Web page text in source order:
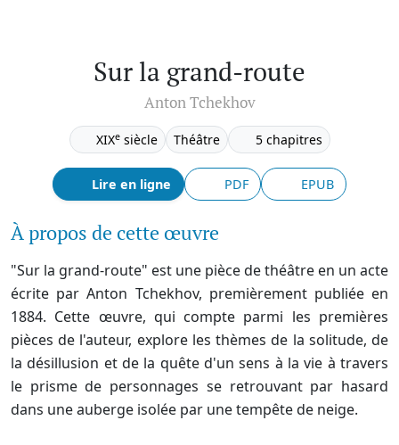
Sur la grand-route
Anton Tchekhov
XIXe siècle Théâtre 5 chapitres
Lire en ligne PDF EPUB
À propos de cette œuvre
"Sur la grand-route" est une pièce de théâtre en un acte
écrite par Anton Tchekhov, premièrement publiée en
1884. Cette œuvre, qui compte parmi les premières
pièces de l'auteur, explore les thèmes de la solitude, de
la désillusion et de la quête d'un sens à la vie à travers
le prisme de personnages se retrouvant par hasard
dans une auberge isolée par une tempête de neige.